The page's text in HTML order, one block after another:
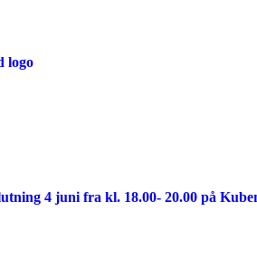
logo
4 juni fra kl. 18.00- 20.00 på